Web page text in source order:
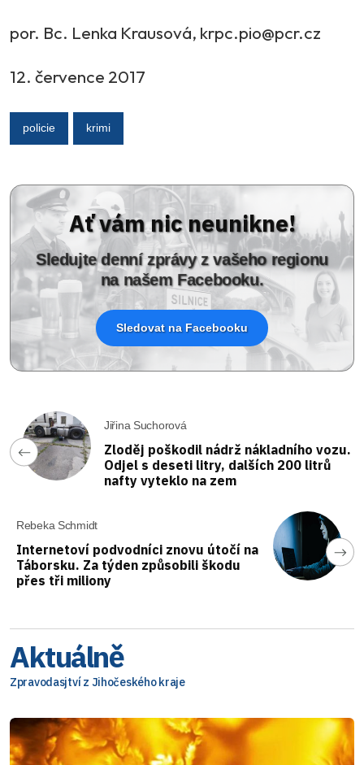
por. Bc. Lenka Krausová, krpc.pio@pcr.cz
12. července 2017
policie krimi
Ať vám nic neunikne!
Sledujte denní zprávy z vašeho regionu
na našem Facebooku.
Sledovat na Facebooku
Jiřina Suchorová
Zloděj poškodil nádrž nákladního vozu.
Odjel s deseti litry, dalších 200 litrů
nafty vyteklo na zem
Rebeka Schmidt
Internetoví podvodníci znovu útočí na
Táborsku. Za týden způsobili škodu
přes tři miliony
Aktuálně
Zpravodasjtví z Jihočeského kraje